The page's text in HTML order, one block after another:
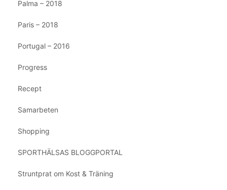
Palma – 2018
Paris – 2018
Portugal – 2016
Progress
Recept
Samarbeten
Shopping
SPORTHÄLSAS BLOGGPORTAL
Struntprat om Kost & Träning